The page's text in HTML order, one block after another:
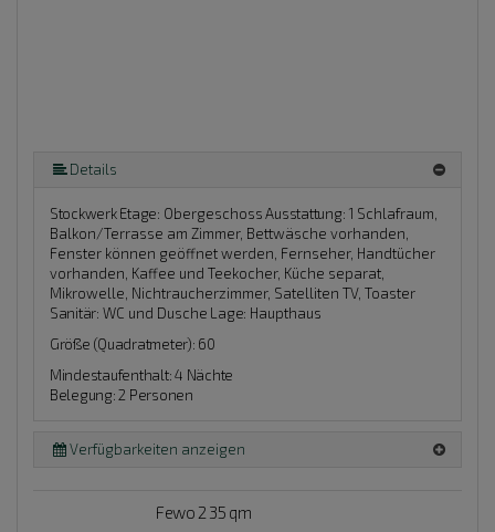
Details
Stockwerk Etage: ObergeschossAusstattung: 1 Schlafraum,
Balkon/Terrasse am Zimmer, Bettwäsche vorhanden,
Fenster können geöffnet werden, Fernseher, Handtücher
vorhanden, Kaffee und Teekocher, Küche separat,
Mikrowelle, Nichtraucherzimmer, Satelliten TV, Toaster
Sanitär: WC und Dusche Lage: Haupthaus
Größe (Quadratmeter): 60
Mindestaufenthalt: 4 Nächte
Belegung: 2 Personen
Verfügbarkeiten anzeigen
Fewo 2 35 qm